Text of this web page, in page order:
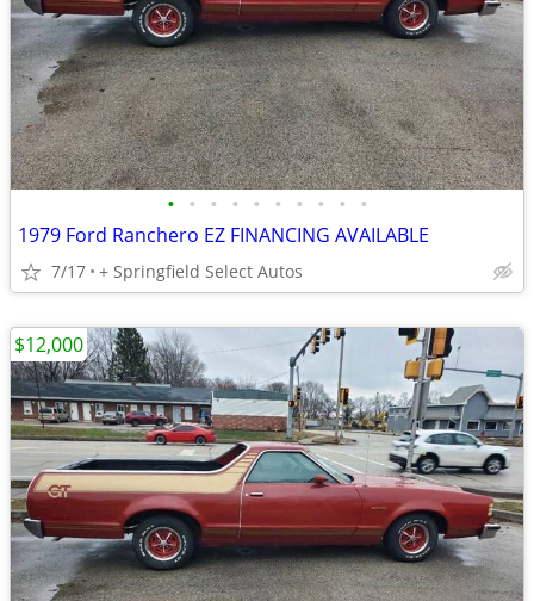
• • • • • • • • • •
1979 Ford Ranchero EZ FINANCING AVAILABLE
7/17 + Springfield Select Autos
$12,000